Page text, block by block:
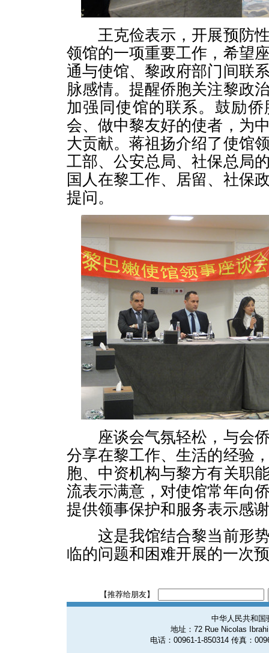
王克俭表示，开展预防性
领馆的一项重要工作，希望
通与使馆、黎政府部门间联
脉感情。提醒侨胞关注黎政
加强同使馆的联系。鼓励
会、做中黎友好的使者，为
大贡献。蒋祖扬介绍了使馆
工部、公安总局、社保总局
国人在黎工作、居留、社保
提问。
座谈会气氛轻松，与会侨
分享在黎工作、生活的经验
胞、中资机构与黎方有关职
流表示满意，对使馆常年向
提供领事保护和服务表示感
这是我馆结合黎当前形势
临的问题和困难开展的一次
【推荐给朋友】
中华人民共和国
地址：72 Rue Nicolas
电话：00961-1-850314 传真：